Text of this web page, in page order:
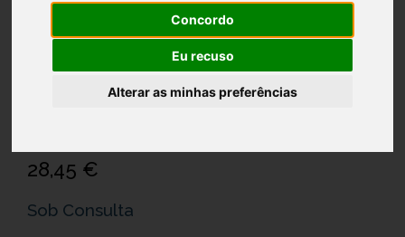
Concordo
Eu recuso
Alterar as minhas preferências
URIAGE XEMOSE C8 BALS 500+OF
OL LAV200
28,45 €
Sob Consulta